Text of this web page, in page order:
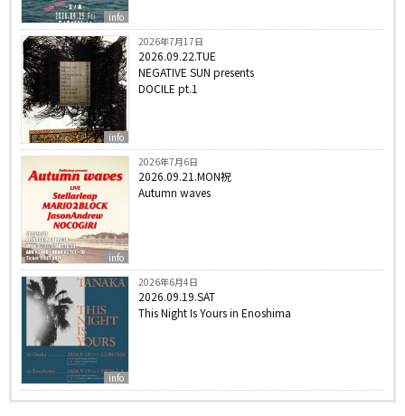
info
info
2026年7月17日
2026.09.22.TUE
NEGATIVE SUN presents
DOCILE pt.1
info
2026年7月6日
2026.09.21.MON祝
Autumn waves
info
2026年6月4日
2026.09.19.SAT
This Night Is Yours in Enoshima